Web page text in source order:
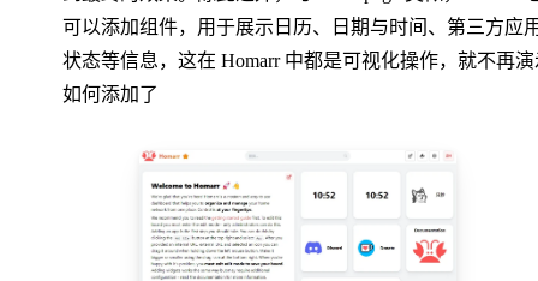
可以添加组件，用于展示日历、日期与时间、第三方应
状态等信息，这在 Homarr 中都是可视化操作，就不再演
如何添加了